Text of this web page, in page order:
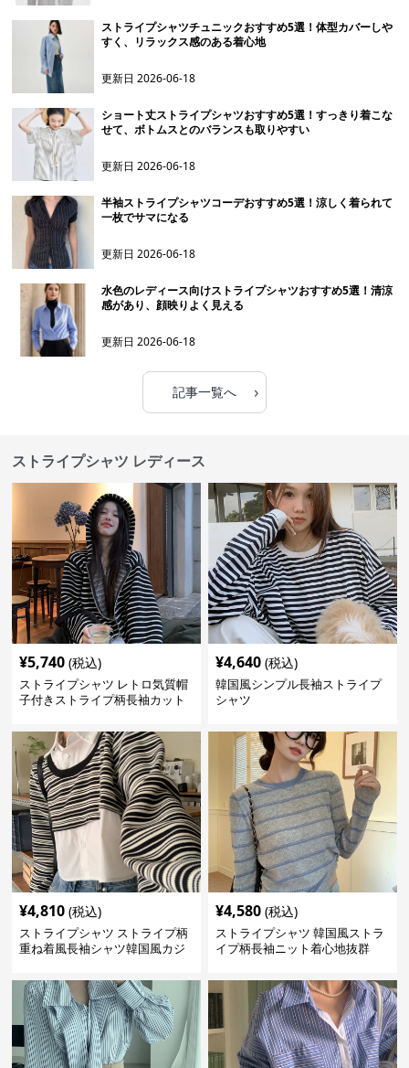
ストライプシャツチュニックおすすめ5選！体型カバーしや
すく、リラックス感のある着心地
更新日2026-06-18
ショート丈ストライプシャツおすすめ5選！すっきり着こな
せて、ボトムスとのバランスも取りやすい
更新日2026-06-18
半袖ストライプシャツコーデおすすめ5選！涼しく着られて
一枚でサマになる
更新日2026-06-18
水色のレディース向けストライプシャツおすすめ5選！清涼
感があり、顔映りよく見える
更新日2026-06-18
記事一覧へ ›
ストライプシャツ レディース
¥5,740 (税込)
ストライプシャツ レトロ気質帽
子付きストライプ柄長袖カット
¥4,640 (税込)
韓国風シンプル長袖ストライプ
シャツ
¥4,810 (税込)
ストライプシャツ ストライプ柄
重ね着風長袖シャツ韓国風カジ
¥4,580 (税込)
ストライプシャツ 韓国風ストラ
イプ柄長袖ニット着心地抜群